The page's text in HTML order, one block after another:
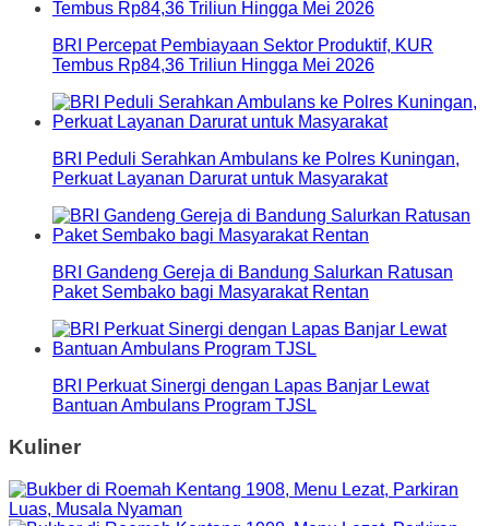
BRI Percepat Pembiayaan Sektor Produktif, KUR
Tembus Rp84,36 Triliun Hingga Mei 2026
BRI Peduli Serahkan Ambulans ke Polres Kuningan,
Perkuat Layanan Darurat untuk Masyarakat
BRI Gandeng Gereja di Bandung Salurkan Ratusan
Paket Sembako bagi Masyarakat Rentan
BRI Perkuat Sinergi dengan Lapas Banjar Lewat
Bantuan Ambulans Program TJSL
Kuliner